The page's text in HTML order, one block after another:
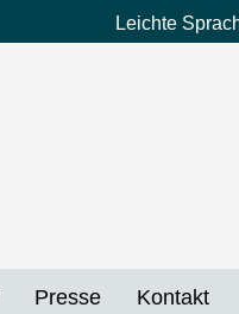
Preheader
Leichte
Presse Kontakt